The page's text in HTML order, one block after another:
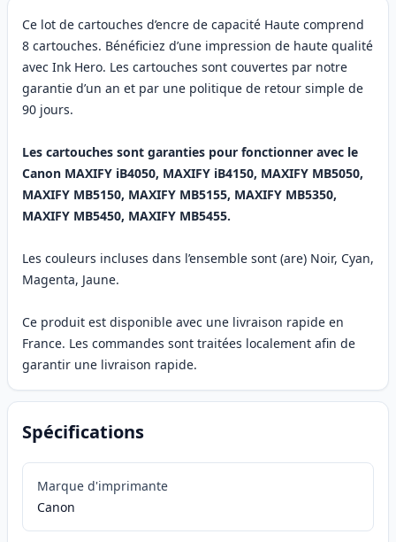
Ce lot de cartouches d’encre de capacité Haute comprend
8 cartouches. Bénéficiez d’une impression de haute qualité
avec Ink Hero. Les cartouches sont couvertes par notre
garantie d’un an et par une politique de retour simple de
90 jours.
Les cartouches sont garanties pour fonctionner avec le
Canon MAXIFY iB4050, MAXIFY iB4150, MAXIFY MB5050,
MAXIFY MB5150, MAXIFY MB5155, MAXIFY MB5350,
MAXIFY MB5450, MAXIFY MB5455.
Les couleurs incluses dans l’ensemble sont (are) Noir, Cyan,
Magenta, Jaune.
Ce produit est disponible avec une livraison rapide en
France. Les commandes sont traitées localement afin de
garantir une livraison rapide.
Spécifications
Marque d'imprimante
Canon